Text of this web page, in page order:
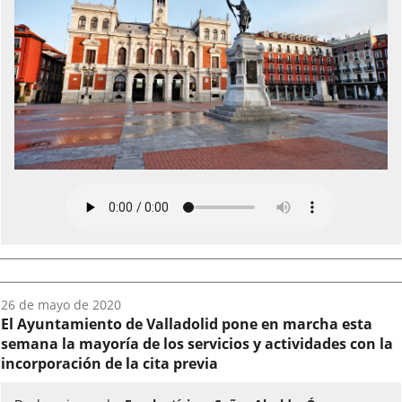
Fecha
del
audio:
26 de mayo de 2020
El Ayuntamiento de Valladolid pone en marcha esta
semana la mayoría de los servicios y actividades con la
incorporación de la cita previa